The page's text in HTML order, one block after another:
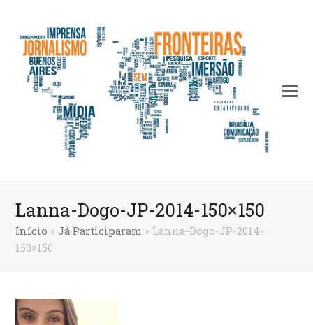
Lanna-Dogo-JP-2014-150×150
Início »Já Participaram » Lanna-Dogo-JP-2014-
150×150